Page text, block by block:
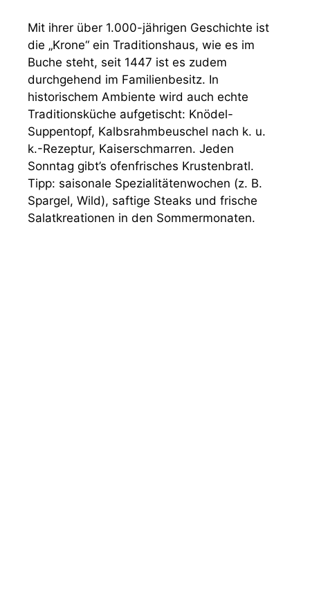
Mit ihrer über 1.000-jährigen Geschichte ist
die „Krone“ ein Traditionshaus, wie es im
Buche steht, seit 1447 ist es zudem
durchgehend im Familienbesitz. In
historischem Ambiente wird auch echte
Traditionsküche aufgetischt: Knödel-
Suppentopf, Kalbsrahmbeuschel nach k. u.
k.-Rezeptur, Kaiserschmarren. Jeden
Sonntag gibt’s ofenfrisches Krustenbratl.
Tipp: saisonale Spezialitätenwochen (z. B.
Spargel, Wild), saftige Steaks und frische
Salatkreationen in den Sommermonaten.